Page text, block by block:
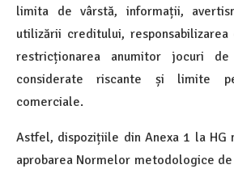
limita de vârstă, informații,
utilizării creditului,
restricționarea anumitor jocuri
considerate riscante și limite
comerciale.
Astfel, dispozițiile din Anexa 1 la HG
aprobarea Normelor metodologice